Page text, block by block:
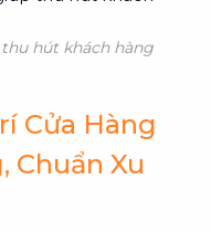
hút khách hàng
Cửa Hàng
Chuẩn Xu